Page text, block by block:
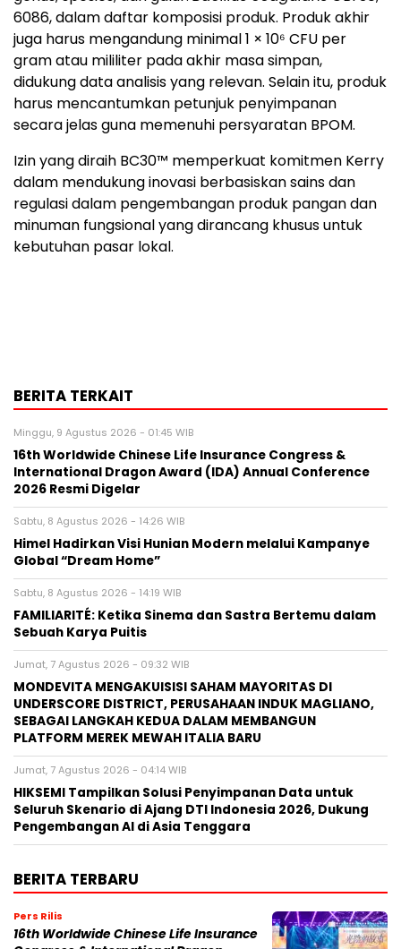
6086, dalam daftar komposisi produk. Produk akhir
juga harus mengandung minimal 1 × 10⁶ CFU per
gram atau mililiter pada akhir masa simpan,
didukung data analisis yang relevan. Selain itu, produk
harus mencantumkan petunjuk penyimpanan
secara jelas guna memenuhi persyaratan BPOM.
Izin yang diraih BC30™ memperkuat komitmen Kerry
dalam mendukung inovasi berbasiskan sains dan
regulasi dalam pengembangan produk pangan dan
minuman fungsional yang dirancang khusus untuk
kebutuhan pasar lokal.
BERITA TERKAIT
Minggu, 9 Agustus 2026 - 01:45 WIB
16th Worldwide Chinese Life Insurance Congress &
International Dragon Award (IDA) Annual Conference
2026 Resmi Digelar
Sabtu, 8 Agustus 2026 - 14:26 WIB
Himel Hadirkan Visi Hunian Modern melalui Kampanye
Global “Dream Home”
Sabtu, 8 Agustus 2026 - 14:19 WIB
FAMILIARITÉ: Ketika Sinema dan Sastra Bertemu dalam
Sebuah Karya Puitis
Jumat, 7 Agustus 2026 - 09:32 WIB
MONDEVITA MENGAKUISISI SAHAM MAYORITAS DI
UNDERSCORE DISTRICT, PERUSAHAAN INDUK MAGLIANO,
SEBAGAI LANGKAH KEDUA DALAM MEMBANGUN
PLATFORM MEREK MEWAH ITALIA BARU
Jumat, 7 Agustus 2026 - 04:14 WIB
HIKSEMI Tampilkan Solusi Penyimpanan Data untuk
Seluruh Skenario di Ajang DTI Indonesia 2026, Dukung
Pengembangan AI di Asia Tenggara
BERITA TERBARU
Pers Rilis
16th Worldwide Chinese Life Insurance